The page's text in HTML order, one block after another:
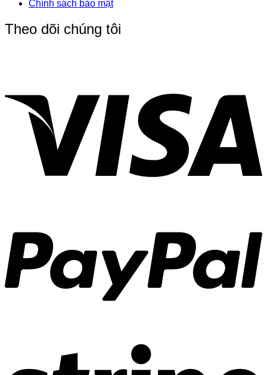
Chính sách bảo mật
Theo dõi chúng tôi